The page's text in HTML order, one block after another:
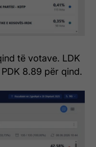
të votave. LDK
8.89 për qind.